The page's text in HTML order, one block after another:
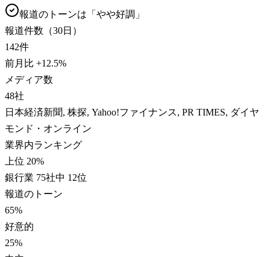
報道のトーンは「 やや好調 」
報道件数（30日）
142件
前月比 +12.5%
メディア数
48社
日本経済新聞, 株探, Yahoo!ファイナンス, PR TIMES, ダイヤ
モンド・オンライン
業界内ランキング
上位 20%
銀行業 75社中 12位
報道のトーン
65%
好意的
25%